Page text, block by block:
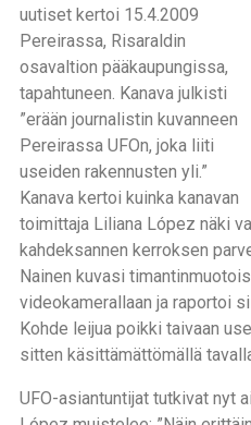
uutiset kertoi 15.4.2009
Pereirassa, Risaraldin
osavaltion pääkaupungissa,
tapahtuneen. Kanava julkisti
”erään journalistin kuvanneen
Pereirassa UFOn, joka liiti
useiden rakennusten yli.”
Kanava kertoi kuinka kanavan
toimittaja Liliana López näki
kahdeksannen kerroksen
Nainen kuvasi
videokamerallaan ja raportoi
Kohde leijua poikki taivaan
sitten käsittämättömällä
UFO-asiantuntijat tutkivat nyt